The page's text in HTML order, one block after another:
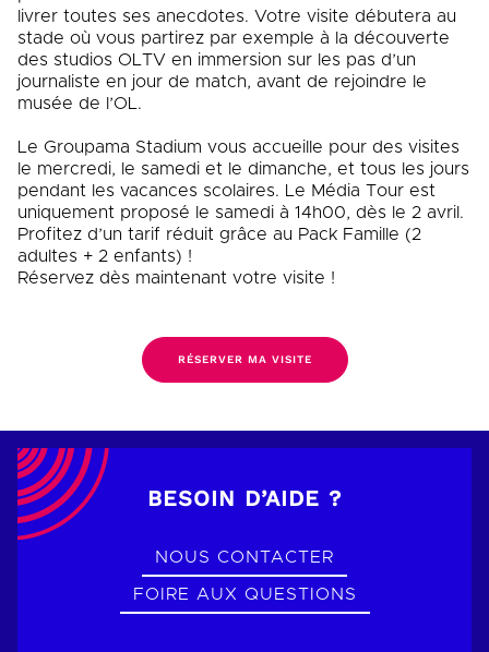
livrer toutes ses anecdotes. Votre visite débutera au
stade où vous partirez par exemple à la découverte
des studios OLTV en immersion sur les pas d’un
journaliste en jour de match, avant de rejoindre le
musée de l’OL.
Le Groupama Stadium vous accueille pour des visites
le mercredi, le samedi et le dimanche, et tous les jours
pendant les vacances scolaires. Le Média Tour est
uniquement proposé le samedi à 14h00, dès le 2 avril.
Profitez d’un tarif réduit grâce au Pack Famille (2
adultes + 2 enfants) !
Réservez dès maintenant votre visite !
RÉSERVER MA VISITE
BESOIN D’AIDE ?
NOUS CONTACTER
FOIRE AUX QUESTIONS